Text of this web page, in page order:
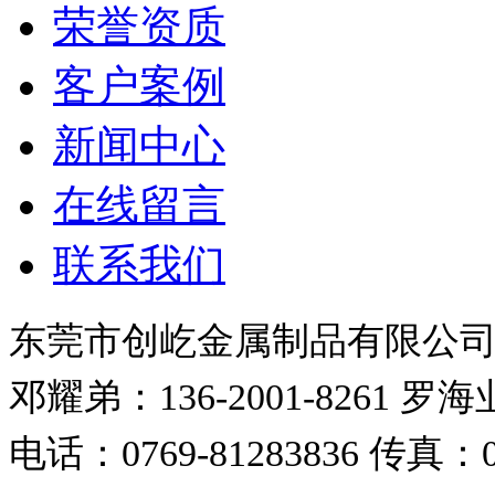
荣誉资质
客户案例
新闻中心
在线留言
联系我们
东莞市创屹金属制品有限公
邓耀弟：136-2001-8261 罗海
电话：0769-81283836 传真：